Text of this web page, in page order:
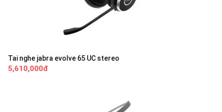
Tai nghe jabra evolve 65 UC stereo
5,610,000đ